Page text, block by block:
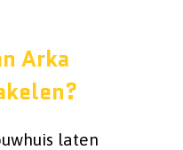
Arka
laten